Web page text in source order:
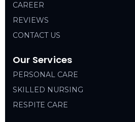
CAREER
REVIEWS
CONTACT US
Our Services
PERSONAL CARE
SKILLED NURSING
RESPITE CARE